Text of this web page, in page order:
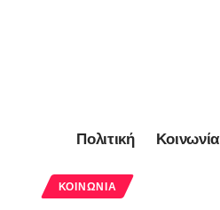
Πολιτική Κοινωνία
ΚΟΙΝΩΝΊΑ